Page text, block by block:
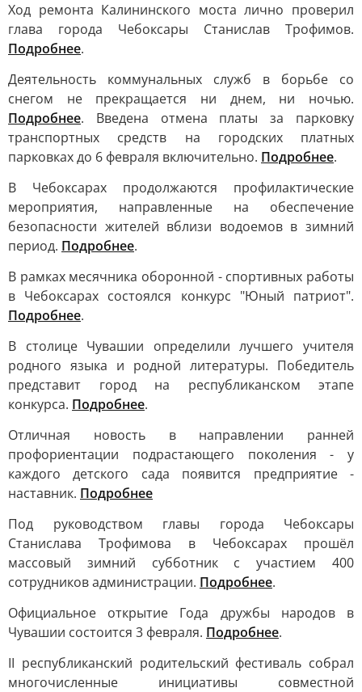
Ход ремонта Калининского моста лично проверил
глава города Чебоксары Станислав Трофимов.
Подробнее.
Деятельность коммунальных служб в борьбе со
снегом не прекращается ни днем, ни ночью.
Подробнее. Введена отмена платы за парковку
транспортных средств на городских платных
парковках до 6 февраля включительно. Подробнее.
В Чебоксарах продолжаются профилактические
мероприятия, направленные на обеспечение
безопасности жителей вблизи водоемов в зимний
период. Подробнее.
В рамках месячника оборонной - спортивных работы
в Чебоксарах состоялся конкурс "Юный патриот".
Подробнее.
В столице Чувашии определили лучшего учителя
родного языка и родной литературы. Победитель
представит город на республиканском этапе
конкурса. Подробнее.
Отличная новость в направлении ранней
профориентации подрастающего поколения - у
каждого детского сада появится предприятие -
наставник. Подробнее
Под руководством главы города Чебоксары
Станислава Трофимова в Чебоксарах прошёл
массовый зимний субботник с участием 400
сотрудников администрации. Подробнее.
Официальное открытие Года дружбы народов в
Чувашии состоится 3 февраля. Подробнее.
II республиканский родительский фестиваль собрал
многочисленные инициативы совместной